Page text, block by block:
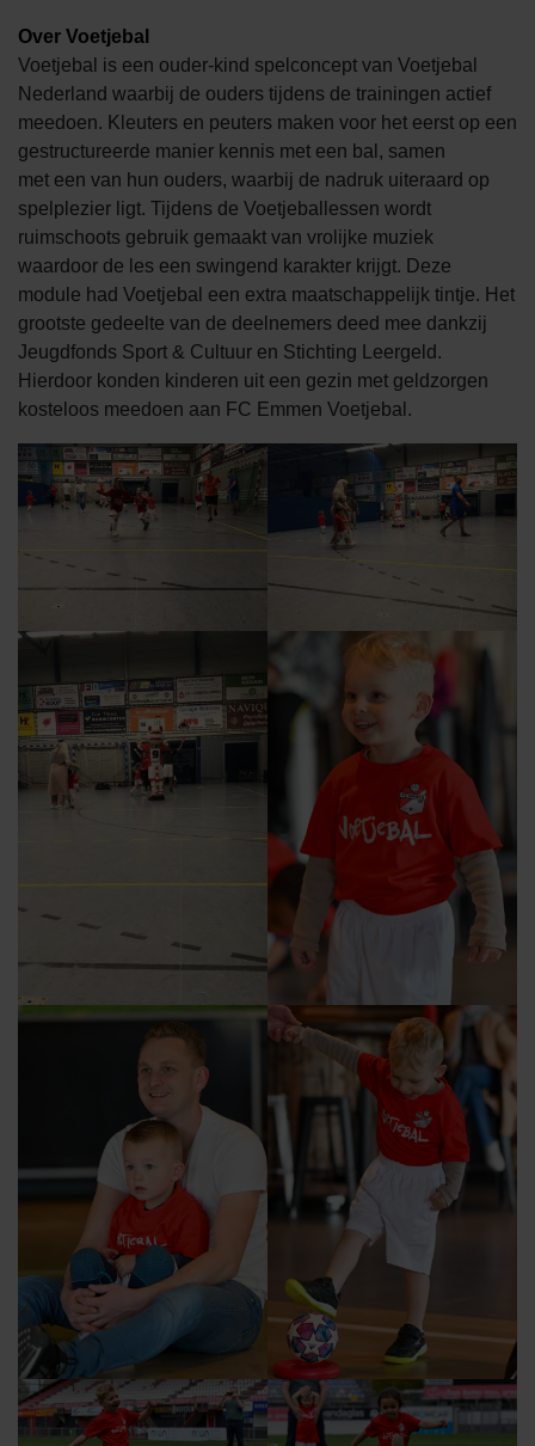
Over Voetjebal
Voetjebal is een ouder-kind spelconcept van Voetjebal
Nederland waarbij de ouders tijdens de trainingen actief
meedoen. Kleuters en peuters maken voor het eerst op een
gestructureerde manier kennis met een bal, samen
met een van hun ouders, waarbij de nadruk uiteraard op
spelplezier ligt. Tijdens de Voetjeballessen wordt
ruimschoots gebruik gemaakt van vrolijke muziek
waardoor de les een swingend karakter krijgt. Deze
module had Voetjebal een extra maatschappelijk tintje. Het
grootste gedeelte van de deelnemers deed mee dankzij
Jeugdfonds Sport & Cultuur en Stichting Leergeld.
Hierdoor konden kinderen uit een gezin met geldzorgen
kosteloos meedoen aan FC Emmen Voetjebal.